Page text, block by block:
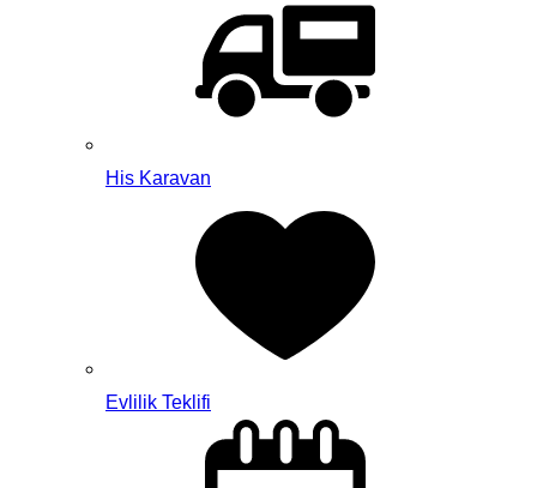
His Karavan
Evlilik Teklifi